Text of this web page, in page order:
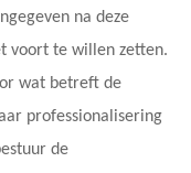
na deze
voort te willen zetten.
wat betreft de
professionalisering
de